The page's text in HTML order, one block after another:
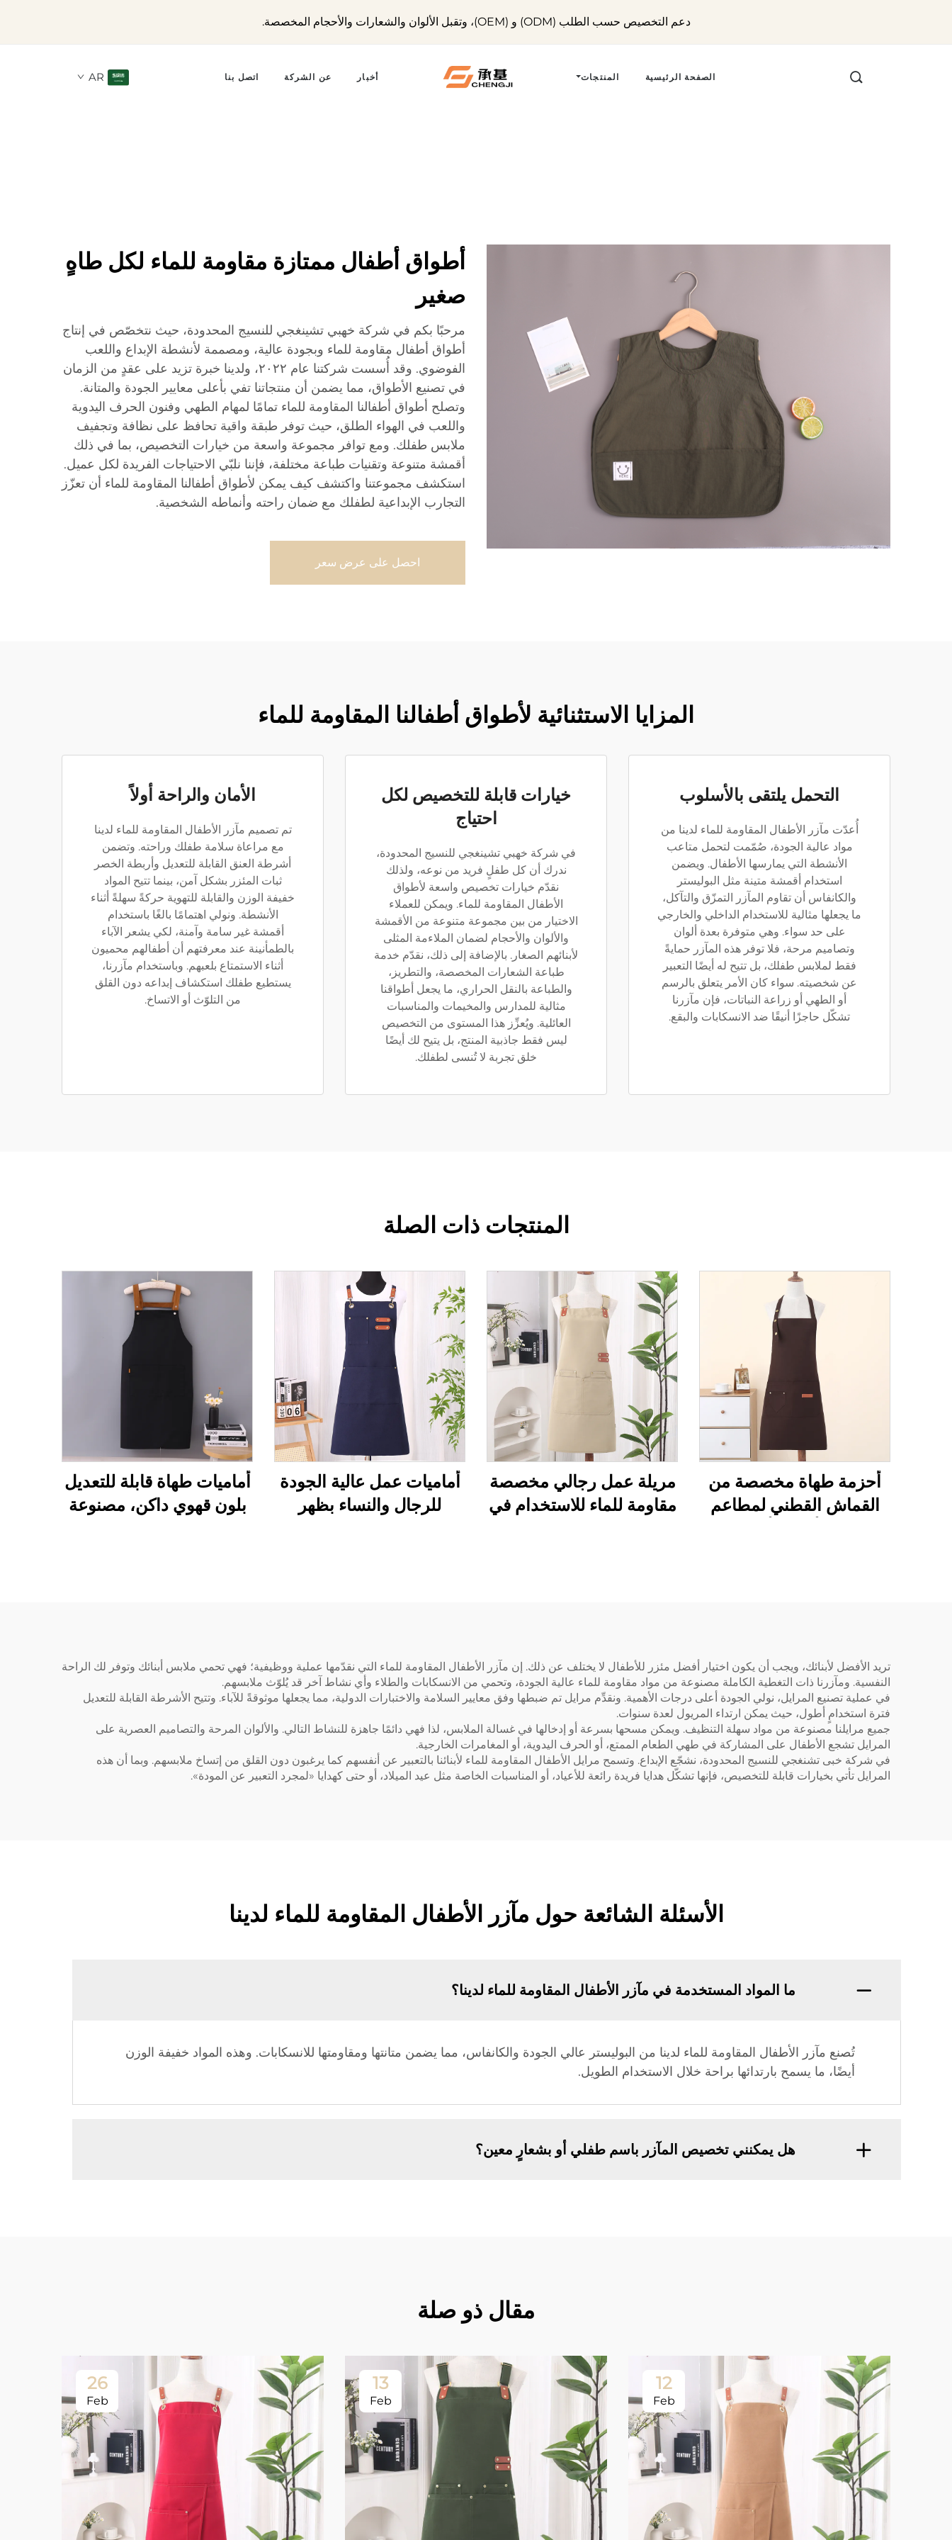
دعم التخصيص حسب الطلب (ODM) و (OEM)، وتقبل الألوان والشعارات والأحجام المخصصة.
الصفحة الرئيسية المنتجات أخبار عن الشركة اتصل بنا AR
أطواق أطفال ممتازة مقاومة للماء لكل طاهٍ
صغير
مرحبًا بكم في شركة خهبي تشينغجي للنسيج المحدودة، حيث نتخصّص في إنتاج
أطواق أطفال مقاومة للماء وبجودة عالية، ومصممة لأنشطة الإبداع واللعب
الفوضوي. وقد أُسست شركتنا عام ٢٠٢٢، ولدينا خبرة تزيد على عقدٍ من الزمان
في تصنيع الأطواق، مما يضمن أن منتجاتنا تفي بأعلى معايير الجودة والمتانة.
وتصلح أطواق أطفالنا المقاومة للماء تمامًا لمهام الطهي وفنون الحرف اليدوية
واللعب في الهواء الطلق، حيث توفر طبقة واقية تحافظ على نظافة وتجفيف
ملابس طفلك. ومع توافر مجموعة واسعة من خيارات التخصيص، بما في ذلك
أقمشة متنوعة وتقنيات طباعة مختلفة، فإننا نلبّي الاحتياجات الفريدة لكل عميل.
استكشف مجموعتنا واكتشف كيف يمكن لأطواق أطفالنا المقاومة للماء أن تعزّز
التجارب الإبداعية لطفلك مع ضمان راحته وأنماطه الشخصية.
احصل على عرض سعر
المزايا الاستثنائية لأطواق أطفالنا المقاومة للماء
التحمل يلتقى بالأسلوب
أُعدّت مآزر الأطفال المقاومة للماء لدينا من
مواد عالية الجودة، صُمّمت لتحمل متاعب
الأنشطة التي يمارسها الأطفال. ويضمن
استخدام أقمشة متينة مثل البوليستر
والكانفاس أن تقاوم المآزر التمزّق والتآكل،
ما يجعلها مثالية للاستخدام الداخلي والخارجي
على حد سواء. وهي متوفرة بعدة ألوان
وتصاميم مرحة، فلا توفر هذه المآزر حمايةً
فقط لملابس طفلك، بل تتيح له أيضًا التعبير
عن شخصيته. سواء كان الأمر يتعلق بالرسم
أو الطهي أو زراعة النباتات، فإن مآزرنا
تشكّل حاجزًا أنيقًا ضد الانسكابات والبقع.
خيارات قابلة للتخصيص لكل
احتياج
في شركة خهبي تشينغجي للنسيج المحدودة،
ندرك أن كل طفلٍ فريد من نوعه، ولذلك
نقدّم خيارات تخصيص واسعة لأطواق
الأطفال المقاومة للماء. ويمكن للعملاء
الاختيار من بين مجموعة متنوعة من الأقمشة
والألوان والأحجام لضمان الملاءمة المثلى
لأبنائهم الصغار. بالإضافة إلى ذلك، نقدّم خدمة
طباعة الشعارات المخصصة، والتطريز،
والطباعة بالنقل الحراري، ما يجعل أطواقنا
مثالية للمدارس والمخيمات والمناسبات
العائلية. ويُعزِّز هذا المستوى من التخصيص
ليس فقط جاذبية المنتج، بل يتيح لك أيضًا
خلق تجربة لا تُنسى لطفلك.
الأمان والراحة أولاً
تم تصميم مآزر الأطفال المقاومة للماء لدينا
مع مراعاة سلامة طفلك وراحته. وتضمن
أشرطة العنق القابلة للتعديل وأربطة الخصر
ثبات المئزر بشكل آمن، بينما تتيح المواد
خفيفة الوزن والقابلة للتهوية حركةً سهلةً أثناء
الأنشطة. ونولي اهتمامًا بالغًا باستخدام
أقمشة غير سامة وآمنة، لكي يشعر الآباء
بالطمأنينة عند معرفتهم أن أطفالهم محميون
أثناء الاستمتاع بلعبهم. وباستخدام مآزرنا،
يستطيع طفلك استكشاف إبداعه دون القلق
من التلوّث أو الاتساخ.
المنتجات ذات الصلة
أحزمة طهاة مخصصة من
القماش القطني لمطاعم
مريلة عمل رجالي مخصصة
مقاومة للماء للاستخدام في
أماميات عمل عالية الجودة
للرجال والنساء بظهر
أماميات طهاة قابلة للتعديل
بلون قهوي داكن، مصنوعة
تريد الأفضل لأبنائك، ويجب أن يكون اختيار أفضل مئزر للأطفال لا يختلف عن ذلك. إن مآزر الأطفال المقاومة للماء التي نقدّمها عملية ووظيفية؛ فهي تحمي ملابس أبنائك وتوفر لك الراحة
النفسية. ومآزرنا ذات التغطية الكاملة مصنوعة من مواد مقاومة للماء عالية الجودة، وتحمي من الانسكابات والطلاء وأي نشاط آخر قد يُلوّث ملابسهم.
في عملية تصنيع المرايل، نولي الجودة أعلى درجات الأهمية. ونقدِّم مرايل تم ضبطها وفق معايير السلامة والاختبارات الدولية، مما يجعلها موثوقةً للآباء. وتتيح الأشرطة القابلة للتعديل
فترة استخدامٍ أطول، حيث يمكن ارتداء المريول لعدة سنوات.
جميع مرايلنا مصنوعة من مواد سهلة التنظيف. ويمكن مسحها بسرعة أو إدخالها في غسالة الملابس، لذا فهي دائمًا جاهزة للنشاط التالي. والألوان المرحة والتصاميم العصرية على
المرايل تشجع الأطفال على المشاركة في طهي الطعام الممتع، أو الحرف اليدوية، أو المغامرات الخارجية.
في شركة خبى تشنغجي للنسيج المحدودة، نشجّع الإبداع. وتسمح مرايل الأطفال المقاومة للماء لأبنائنا بالتعبير عن أنفسهم كما يرغبون دون القلق من إتساخ ملابسهم. وبما أن هذه
المرايل تأتي بخيارات قابلة للتخصيص، فإنها تشكّل هدايا فريدة رائعة للأعياد، أو المناسبات الخاصة مثل عيد الميلاد، أو حتى كهدايا «لمجرد التعبير عن المودة».
الأسئلة الشائعة حول مآزر الأطفال المقاومة للماء لدينا
ما المواد المستخدمة في مآزر الأطفال المقاومة للماء لدينا؟
تُصنع مآزر الأطفال المقاومة للماء لدينا من البوليستر عالي الجودة والكانفاس، مما يضمن متانتها ومقاومتها للانسكابات. وهذه المواد خفيفة الوزن
أيضًا، ما يسمح بارتدائها براحة خلال الاستخدام الطويل.
هل يمكنني تخصيص المآزر باسم طفلي أو بشعارٍ معين؟
مقال ذو صلة
12
Feb
13
Feb
26
Feb